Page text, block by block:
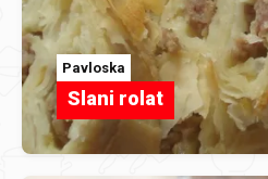
Pavloska
Slani rolat